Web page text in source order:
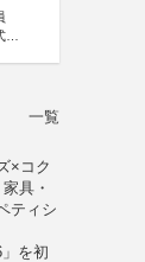
一覧
×コク
具・
ティシ
を初